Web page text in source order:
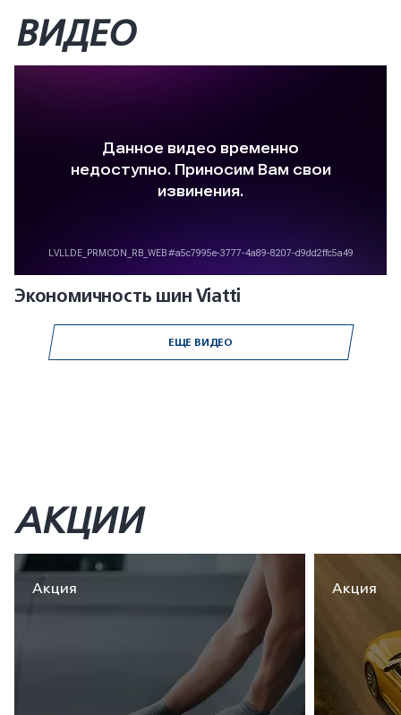
ВИДЕО
Экономичность шин Viatti
ЕЩЕ ВИДЕО
АКЦИИ
Акция Акция